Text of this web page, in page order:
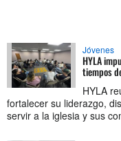
Jóvenes
HYLA
tiempos
HYLA
fortalecer su liderazgo,
servir a la iglesia y sus